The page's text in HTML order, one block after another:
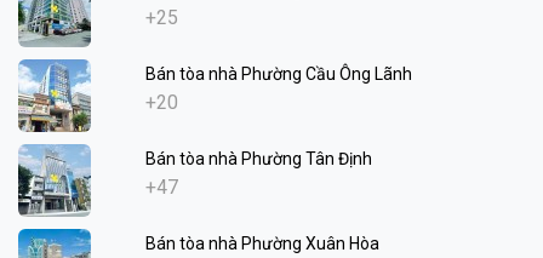
+25
Bán tòa nhà Phường Cầu Ông Lãnh
+20
Bán tòa nhà Phường Tân Định
+47
Bán tòa nhà Phường Xuân Hòa